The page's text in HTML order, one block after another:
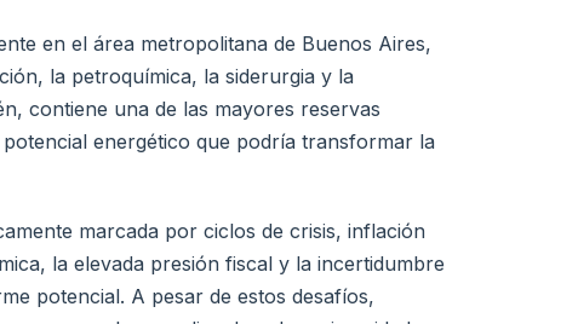
en el área metropolitana de Buenos Aires,
la petroquímica, la siderurgia y la
contiene una de las mayores reservas
energético que podría transformar la
marcada por ciclos de crisis, inflación
la elevada presión fiscal y la incertidumbre
potencial. A pesar de estos desafíos,